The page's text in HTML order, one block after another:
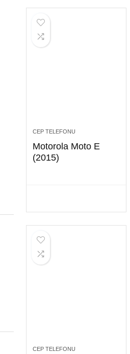
CEP TELEFONU
Motorola Moto E
(2015)
CEP TELEFONU